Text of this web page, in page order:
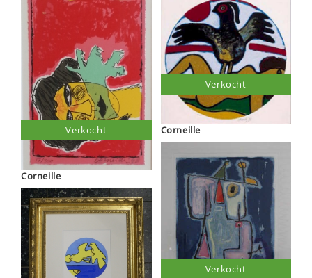
Corneille
Verkocht Corneille
Verkocht
Verkocht